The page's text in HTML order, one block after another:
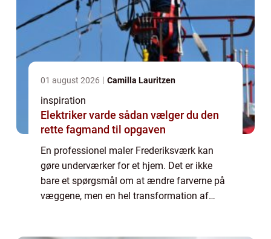
01 august 2026 Camilla Lauritzen
inspiration
Elektriker varde sådan vælger du den
rette fagmand til opgaven
En professionel maler Frederiksværk kan
gøre underværker for et hjem. Det er ikke
bare et spørgsmål om at ændre farverne på
væggene, men en hel transformation af